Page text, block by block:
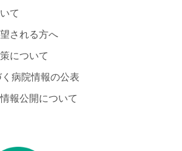
て
される方へ
について
病院情報の公表
報公開について